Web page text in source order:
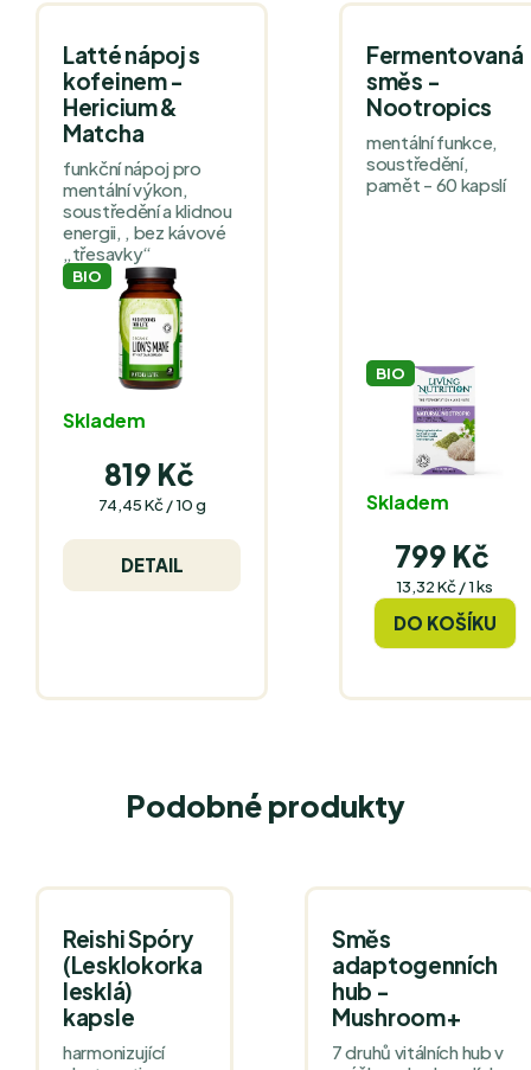
Latté nápoj s
kofeinem -
Hericium &
Matcha
funkční nápoj pro
mentální výkon,
soustředění a klidnou
energii, , bez kávové
„třesavky“
BIO
Skladem
819 Kč
Měrná
74,45 Kč / 10 g
DETAIL
Fermentovaná
směs -
Nootropics
mentální funkce,
soustředění,
pamět - 60 kapslí
BIO
Skladem
799 Kč
Měrná
13,32 Kč / 1 ks
DO KOŠÍKU
Podobné produkty
Reishi Spóry
(Lesklokorka
lesklá)
kapsle
harmonizující
Směs
adaptogenních
hub -
Mushroom+
7 druhů vitálních hub v